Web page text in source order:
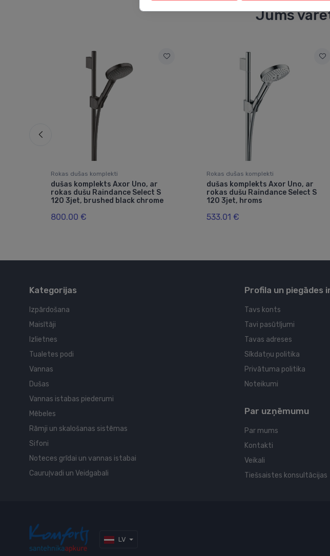
Jums
Rokas dušas komplekti
dušas komplekts Axor Uno, ar
rokas dušu Raindance Select S
120 3jet, brushed black chrome
800.00 €
Rokas dušas komplekti
dušas komplekts Axor Uno, ar
rokas dušu Raindance Select S
120 3jet, hroms
533.01 €
Kategorijas
Izpārdošana
Maisītāji
Izlietnes
Tualetes podi
Vannas
Dušas
Vannas istabas piederumi
Mēbeles
Rāmji un skalošanas sistēmas
Sifoni
Noteces grīdai un vannas istabai
Cauruļvadi un Veidgabali
Profila un piegādes
Tavs konts
Tavi pasūtījumi
Tavas adreses
Sīkdatņu politika
Privātuma politika
Noteikumi
Par uzņēmumu
Par mums
Kontakti
Veikali
Tiešsaistes konsultācijas
LV